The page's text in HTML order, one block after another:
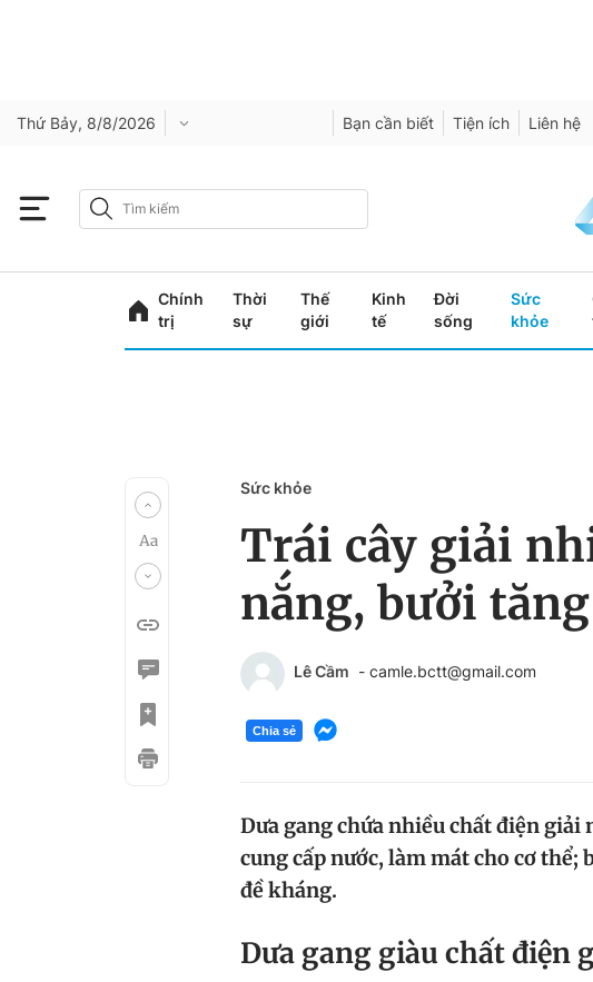
Thứ Bảy, 8/8/2026 Bạn cần biết Tiện ích Liên hệ
Chính
trị
Thời
sự
Thế
giới
Kinh
tế
Đời
sống
Sức
khỏe
Sức khỏe
Trái cây giải
nắng, bưởi
Lê Cầm - camle.bctt@gmail.com
Chia sẻ
Dưa gang chứa nhiều chất điện
cung cấp nước, làm mát cho cơ
đề kháng.
Dưa gang giàu chất điện